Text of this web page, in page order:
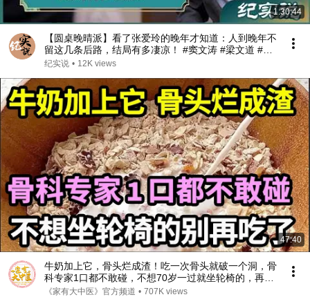
1:30:44
【圆桌晚晴派】看了张爱玲的晚年才知道：人到晚年不
留这几条后路，结局有多凄凉！ #窦文涛 #梁文道 #圆
桌派
纪实说 • 12K views
47:40
牛奶加上它，骨头烂成渣！吃一次骨头就破一个洞，骨
科专家1口都不敢碰，不想70岁一过就坐轮椅的，再喜
欢都要忌口！【家庭大医生】
《家有大中医》官方频道 • 707K views